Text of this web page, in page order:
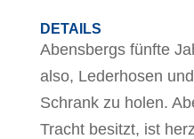
DETAILS
Abensbergs fünfte
also, Lederhosen
Schrank zu holen.
Tracht besitzt, ist